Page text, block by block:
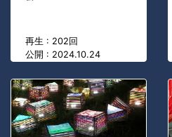
再生 : 202回
公開 : 2024.10.24